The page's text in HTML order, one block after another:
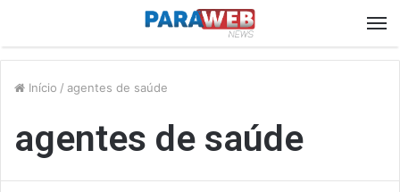
Início / agentes de saúde
agentes de saúde